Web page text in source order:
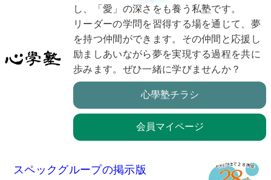
し、「愛」の深さをも養う私塾です。
リーダーの学問を習得する場を通じて、夢
を持つ仲間ができます。その仲間と応援し
励ましあいながら夢を実現する過程を共に
歩みます。ぜひ一緒に学びませんか？
心學塾チラシ
会員マイページ
スペックグループの掲示版